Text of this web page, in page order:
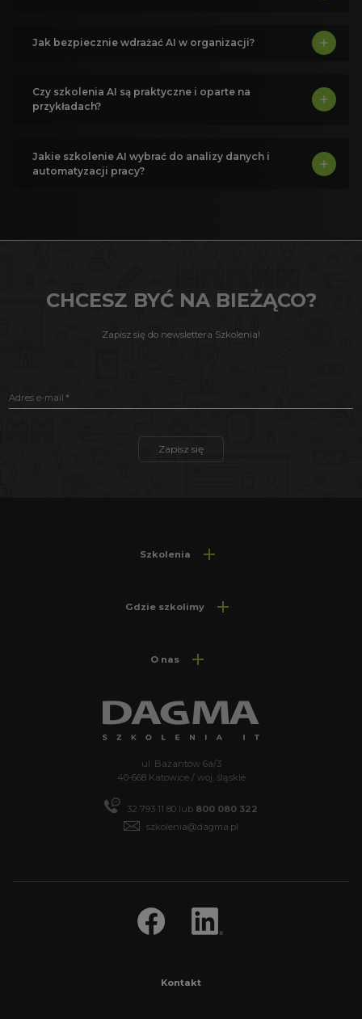
Jak bezpiecznie wdrażać AI w organizacji?
Czy szkolenia AI są praktyczne i oparte na
przykładach?
Jakie szkolenie AI wybrać do analizy danych i
automatyzacji pracy?
CHCESZ BYĆ NA BIEŻĄCO?
Zapisz się do newslettera Szkolenia!
Adres e-mail
Zapisz się
Szkolenia
Gdzie szkolimy
O nas
ul. Bażantów 6a/3
40-668 Katowice / woj. śląskie
32 793 11 80 lub 800 080 322
szkolenia@dagma.pl
Kontakt